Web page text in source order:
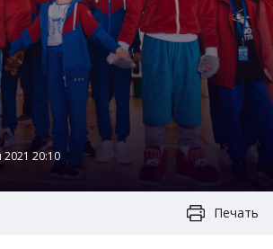
2021 20:10
Печать